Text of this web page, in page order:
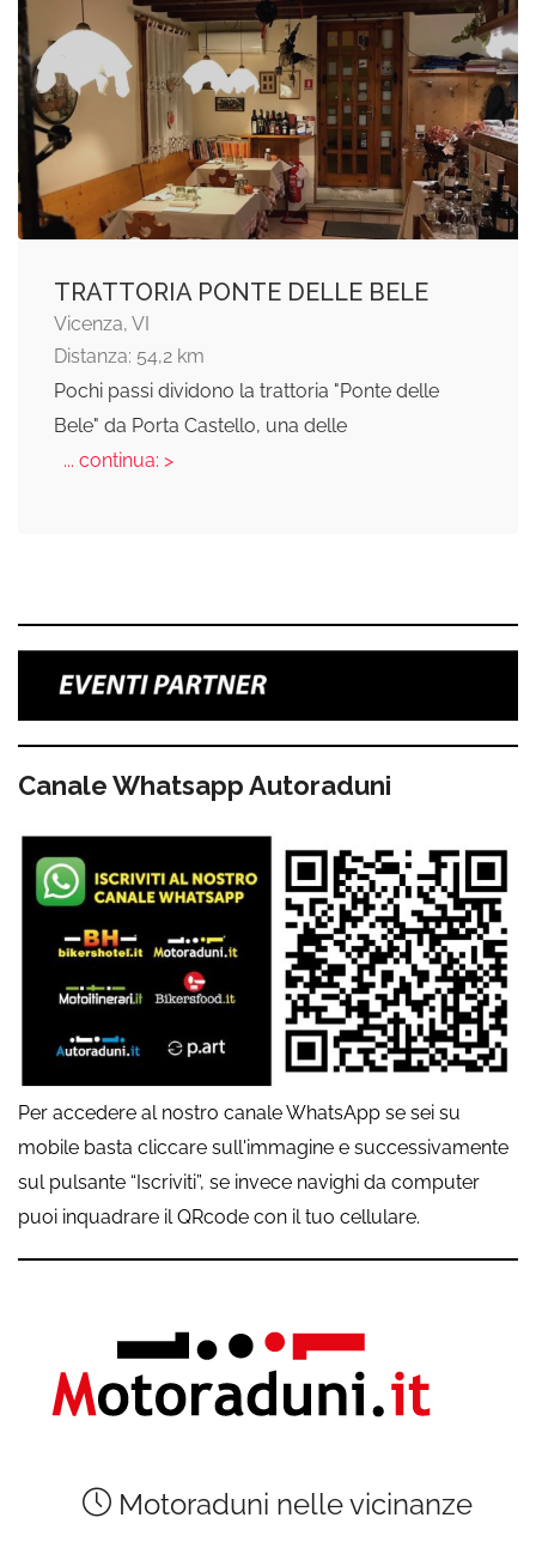
TRATTORIA PONTE DELLE BELE
Vicenza, VI
Distanza: 54,2 km
Pochi passi dividono la trattoria "Ponte delle
Bele" da Porta Castello, una delle
... continua: >
Canale Whatsapp Autoraduni
Per accedere al nostro canale WhatsApp se sei su
mobile basta cliccare sull'immagine e successivamente
sul pulsante “Iscriviti”, se invece navighi da computer
puoi inquadrare il QRcode con il tuo cellulare.
Motoraduni nelle vicinanze